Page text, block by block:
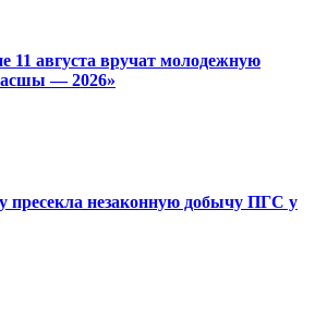
11 августа вручат молодежную
— 2026»
пресекла незаконную добычу ПГС у